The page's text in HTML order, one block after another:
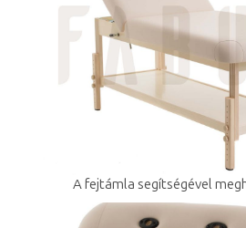
A fejtámla segítségével